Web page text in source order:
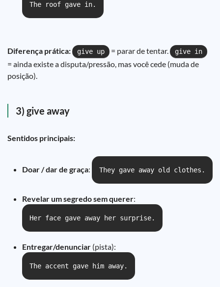
The roof gave in.
Diferença prática: give up = parar de tentar. give in
= ainda existe a disputa/pressão, mas você cede (muda de
posição).
3) give away
Sentidos principais:
Doar / dar de graça: They gave away old clothes.
Revelar um segredo sem querer:
Her face gave away her surprise.
Entregar/denunciar (pista):
The accent gave him away.